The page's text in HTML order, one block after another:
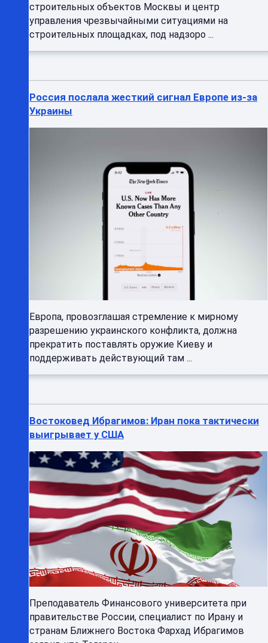
строительных объектов Москвы и центр
управления чрезвычайными ситуациями на
строительных площадках, под надзоро ...
Россия послала жесткий сигнал Европе из-за
Украины
Европа, провозглашая стремление к мирному
разрешению украинского конфликта, должна
прекратить поставлять оружие Киеву и
поддерживать действующий там ...
Востоковед Ибрагимов: Иран пока тактически
выигрывает у США
Преподаватель Финансового университета при
правительстве России, специалист по Ирану и
странам Ближнего Востока Фархад Ибрагимов